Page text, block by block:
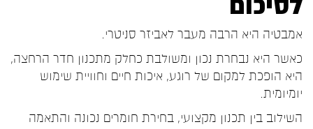
אמבטיה היא הרבה מעבר לאביזר סניטרי.
כאשר היא נבחרת נכון ומשולבת כחלק מתכנון חדר הרחצה,
היא הופכת למקום של רוגע, איכות חיים וחוויית שימוש
יומיומית.
השילוב בין תכנון מקצועי, בחירת חומרים נכונה והתאמה